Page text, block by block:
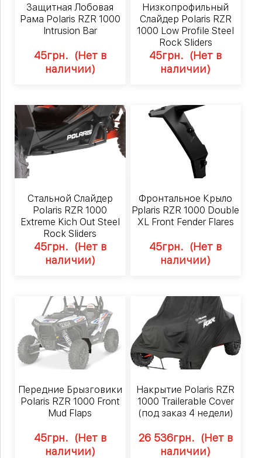
Защитная Лобовая
Рама Polaris RZR 1000
Intrusion Bar
45грн. (Нет в
наличии)
Низкопрофильный
Слайдер Polaris RZR
1000 Low Profile Steel
Rock Sliders
45грн. (Нет в
наличии)
Стальной Слайдер
Polaris RZR 1000
Extreme Kich Out Steel
Rock Sliders
45грн. (Нет в
наличии)
Фронтальное Крыло
Pplaris RZR 1000 Double
XL Front Fender Flares
45грн. (Нет в
наличии)
Передние Брызговики
Polaris RZR 1000 Front
Mud Flaps
45грн. (Нет в
наличии)
Накрытие Polaris RZR
1000 Trailerable Cover
(под заказ 4 недели)
26 536грн. (Нет в
наличии)